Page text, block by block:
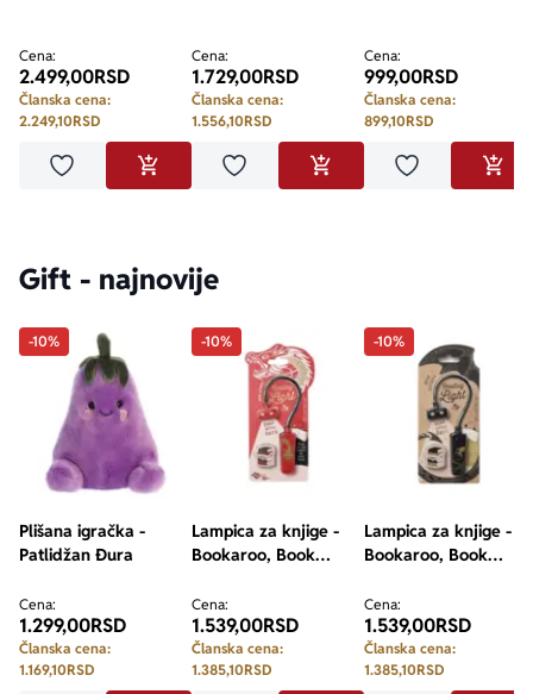
Cena:
2.499,00RSD
Članska cena:
2.249,10RSD
Dodaj u omiljeneDODAJ U KORPU
Cena:
1.729,00RSD
Članska cena:
1.556,10RSD
Dodaj u omiljeneDODAJ U KORPU
Cena:
999,00RSD
Članska cena:
899,10RSD
Dodaj u
Gift - najnovije
-10%
Plišana igračka -
Patlidžan Đura
Cena:
1.299,00RSD
Članska cena:
1.169,10RSD
-10%
Lampica za knjige -
Bookaroo, Book
Dragon
Cena:
1.539,00RSD
Članska cena:
1.385,10RSD
-10%
Lampica za knjige -
Bookaroo, Book
Cena:
1.539,00RSD
Članska cena:
1.385,10RSD